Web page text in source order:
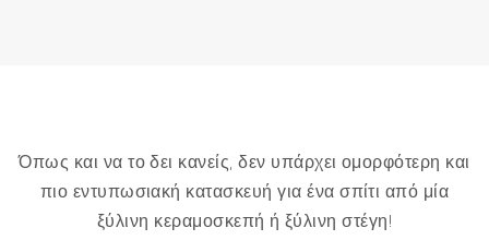
Όπως και να το δει κανείς, δεν υπάρχει ομορφότερη και
πιο εντυπωσιακή κατασκευή για ένα σπίτι από μία
ξύλινη κεραμοσκεπή ή ξύλινη στέγη!